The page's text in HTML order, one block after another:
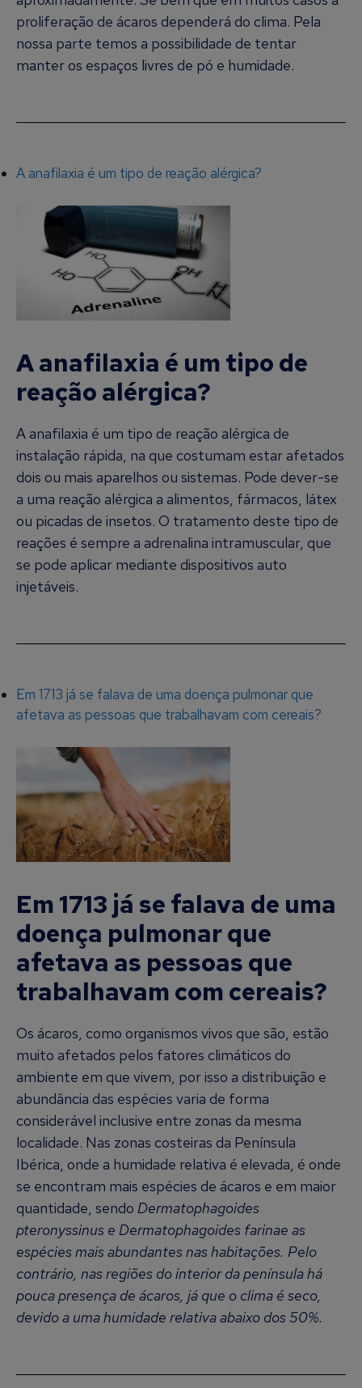
proliferação de ácaros dependerá do clima. Pela
nossa parte temos a possibilidade de tentar
manter os espaços livres de pó e humidade.
A anafilaxia é um tipo de reação alérgica?
A anafilaxia é um tipo de
reação alérgica?
A anafilaxia é um tipo de reação alérgica de
instalação rápida, na que costumam estar afetados
dois ou mais aparelhos ou sistemas. Pode dever-se
a uma reação alérgica a alimentos, fármacos, látex
ou picadas de insetos. O tratamento deste tipo de
reações é sempre a adrenalina intramuscular, que
se pode aplicar mediante dispositivos auto
injetáveis.
Em 1713 já se falava de uma doença pulmonar que
afetava as pessoas que trabalhavam com cereais?
Em 1713 já se falava de uma
doença pulmonar que
afetava as pessoas que
trabalhavam com cereais?
Os ácaros, como organismos vivos que são, estão
muito afetados pelos fatores climáticos do
ambiente em que vivem, por isso a distribuição e
abundância das espécies varia de forma
considerável inclusive entre zonas da mesma
localidade. Nas zonas costeiras da Península
Ibérica, onde a humidade relativa é elevada, é onde
se encontram mais espécies de ácaros e em maior
quantidade, sendo Dermatophagoides
pteronyssinus e Dermatophagoides farinae as
espécies mais abundantes nas habitações. Pelo
contrário, nas regiões do interior da península há
pouca presença de ácaros, já que o clima é seco,
devido a uma humidade relativa abaixo dos 50%.